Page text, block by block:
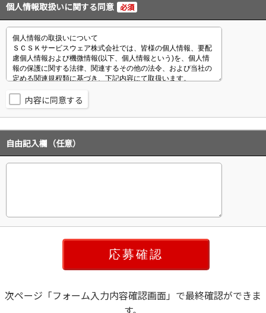
個人情報取扱いに関する同意 必須
内容に同意する
自由記入欄（任意）
次ページ「フォーム入力内容確認画面」で最終確認ができま
す。